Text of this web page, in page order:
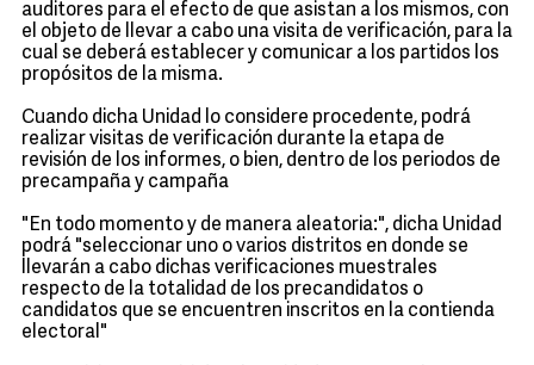
auditores para el efecto de que asistan a los mismos, con
el objeto de llevar a cabo una visita de verificación, para la
cual se deberá establecer y comunicar a los partidos los
propósitos de la misma.
Cuando dicha Unidad lo considere procedente, podrá
realizar visitas de verificación durante la etapa de
revisión de los informes, o bien, dentro de los periodos de
precampaña y campaña
"En todo momento y de manera aleatoria:", dicha Unidad
podrá "seleccionar uno o varios distritos en donde se
llevarán a cabo dichas verificaciones muestrales
respecto de la totalidad de los precandidatos o
candidatos que se encuentren inscritos en la contienda
electoral"